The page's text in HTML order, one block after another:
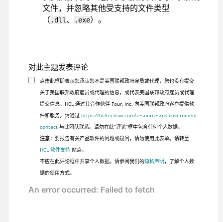
文件，并忽略其他受支持的文件类型
（ .dll 、 .exe）。
对此主题发表评论
点击此框即表示您承认您不是美国联邦政府雇员或代理，您也没有提交
关于美国联邦政府雇员或代理的信息，或代表美国联邦政府雇员或代理
提交信息。HCL 通过其合作伙伴 Four, Inc. 向美国联邦政府客户提供软
件和服务。请通过 https://hcltechsw.com/resources/us-government-
contact与此团队联系。请勿在此“评论”框中包含任何个人数据。
注意： 要报告有关产品软件的问题或疑问，请勿使用此表单。请转至
HCL 软件支持站点。
不应在此评论框中共享个人数据。请参阅我们的隐私声明，了解个人数
据的使用方式。